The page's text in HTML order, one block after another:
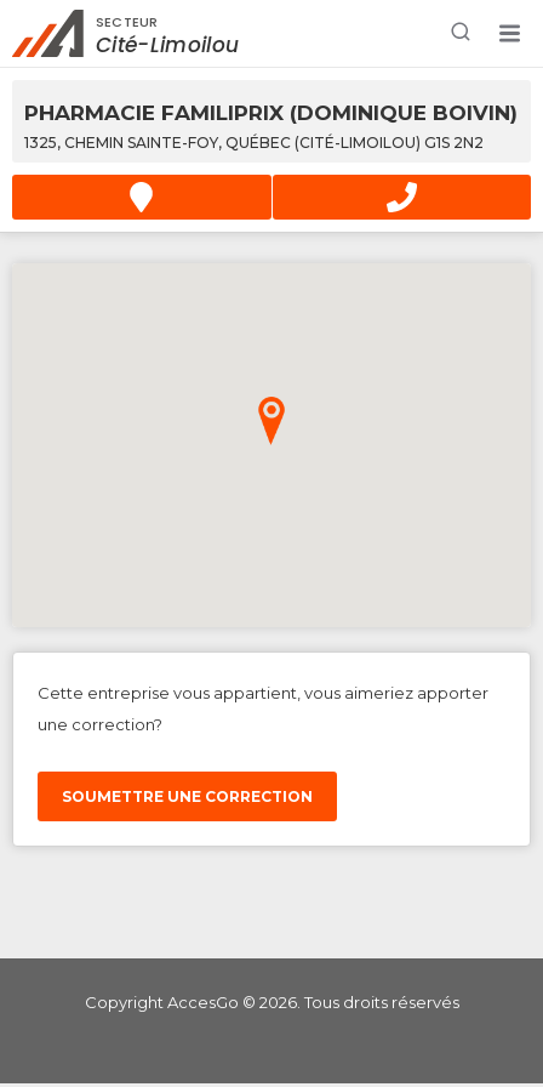
Rechercher à proximité - Entreprise / Rabais /
Services
SECTEUR
Cité-Limoilou
PHARMACIE FAMILIPRIX (DOMINIQUE BOIVIN)
1325, CHEMIN SAINTE-FOY, QUÉBEC (CITÉ-LIMOILOU) G1S 2N2
Cette entreprise vous appartient, vous aimeriez apporter
une correction?
SOUMETTRE UNE CORRECTION
Copyright AccesGo © 2026. Tous droits réservés